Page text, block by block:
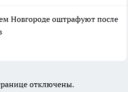
Новгороде оштрафуют после
отключены.